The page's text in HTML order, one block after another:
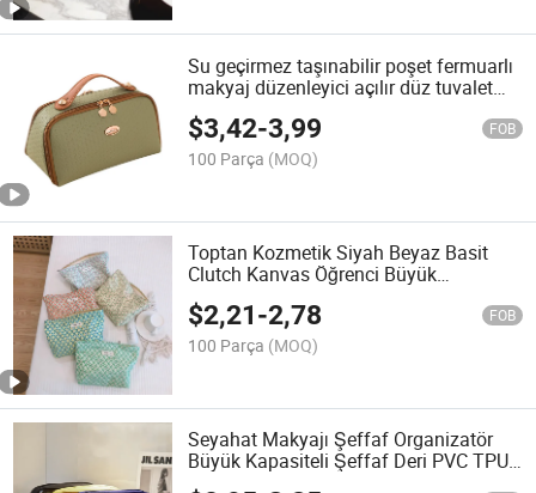
Su geçirmez taşınabilir poşet fermuarlı
makyaj düzenleyici açılır düz tuvalet
çantası
$3,42-3,99 FOB
100 Parça (MOQ)
Toptan Kozmetik Siyah Beyaz Basit
Clutch Kanvas Öğrenci Büyük
Kapasiteli Depolama Çantası
$2,21-2,78 FOB
100 Parça (MOQ)
Seyahat Makyajı Şeffaf Organizatör
Büyük Kapasiteli Şeffaf Deri PVC TPU
Kozmetik Çantası